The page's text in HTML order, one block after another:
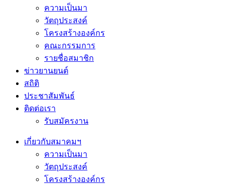
ความเป็นมา
วัตถุประสงค์
โครงสร้างองค์กร
คณะกรรมการ
รายชื่อสมาชิก
ข่าวยานยนต์
สถิติ
ประชาสัมพันธ์
ติดต่อเรา
รับสมัครงาน
เกี่ยวกับสมาคมฯ
ความเป็นมา
วัตถุประสงค์
โครงสร้างองค์กร